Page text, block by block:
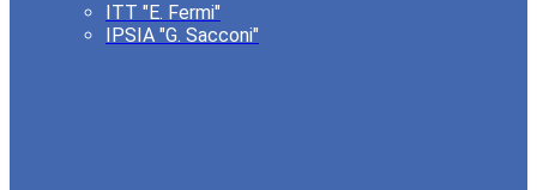
ITT "E. Fermi"
IPSIA "G. Sacconi"